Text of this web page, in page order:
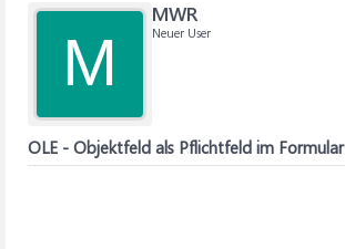
M
MWR
Neuer User
OLE - Objektfeld als Pflichtfeld im Formular